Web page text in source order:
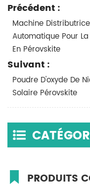
Précédent :
Machine
Automatique Pour
En Pérovskite
Suivant :
Poudre D'oxyde De
Solaire Pérovskite
PRODUITS